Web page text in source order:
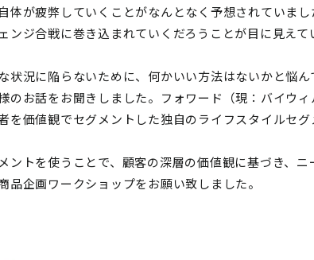
体が疲弊していくことがなんとなく予想されていま
ンジ合戦に巻き込まれていくだろうことが目に見えて
状況に陥らないために、何かいい方法はないかと悩
のお話をお聞きしました。フォワード （現：バイウ
を価値観でセグメントした独自のライフスタイルセグ
ントを使うことで、顧客の深層の価値観に基づき、
品企画ワークショップをお願い致しました。